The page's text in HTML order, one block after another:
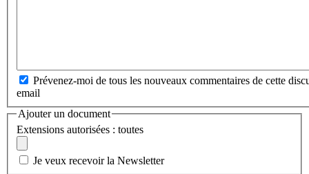
Prévenez-moi de tous les nouveaux commentaires de cette
email
Ajouter un document
Extensions autorisées : toutes
Je veux recevoir la Newsletter